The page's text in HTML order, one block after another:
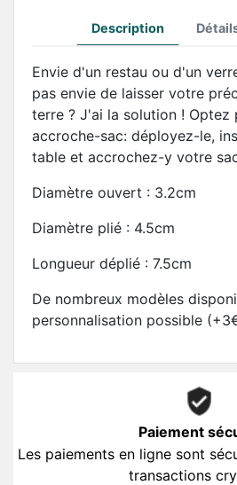
Description
Envie d'un restau ou d'un
pas envie de laisser votre
terre ? J'ai la solution ! Optez
accroche-sac: déployez-le,
table et accrochez-y votre
Diamètre ouvert : 3.2cm
Diamètre plié : 4.5cm
Longueur déplié : 7.5cm
De nombreux modèles
personnalisation possible
Paiement
Les paiements en ligne sont
transactions